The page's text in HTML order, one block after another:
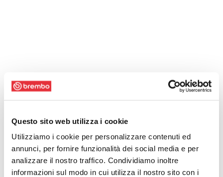
Questo sito web utilizza i cookie
Utilizziamo i cookie per personalizzare contenuti ed
annunci, per fornire funzionalità dei social media e per
analizzare il nostro traffico. Condividiamo inoltre
informazioni sul modo in cui utilizza il nostro sito con i